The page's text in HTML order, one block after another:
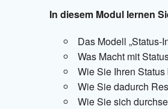
In diesem Modul lernen
Das Modell „Status-
Was Macht mit
Wie Sie Ihren
Wie Sie dadurch
Wie Sie sich